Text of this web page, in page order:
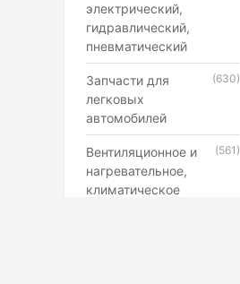
электрический,
гидравлический,
пневматический
Запчасти для
легковых
автомобилей
(630)
Вентиляционное и
нагревательное,
климатическое
(561)